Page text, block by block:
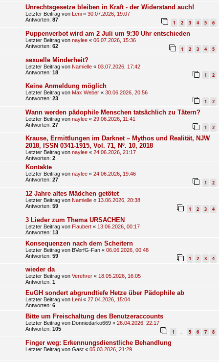
Unrechtsgesetze bleiben in Kraft - der Widerstand auch!
Letzter Beitrag von Leni « 30.07.2026, 19:07
Antworten: 87 1 2 3 4 5 6
Puppenverbot wird am 2 Juli um 9:30 Uhr entschieden
Letzter Beitrag von naylee « 06.07.2026, 15:36
Antworten: 62 1 2 3 4 5
sexuelle Minderheit?
Letzter Beitrag von Namielle « 03.07.2026, 17:42
Antworten: 18 1 2
Keine Anmeldung möglich
Letzter Beitrag von Max Weber « 30.06.2026, 20:56
Antworten: 23 1 2
Wann werden pädophile Menschen tatsächlich zu Tätern?
Letzter Beitrag von naylee « 29.06.2026, 11:41
Antworten: 27 1 2
Krause, Ermittlungen im Darknet – Mythos und Realität, NJW
2018, ISSN 0341-1915, Vol. 71, Nº. 10, 2018
Letzter Beitrag von naylee « 24.06.2026, 21:17
Antworten: 2
Kontakte
Letzter Beitrag von naylee « 24.06.2026, 19:46
Antworten: 27 1 2
12 Jahre altes Mädchen getötet
Letzter Beitrag von Namielle « 13.06.2026, 20:38
Antworten: 59 1 2 3 4
3 Lieder zum Thema URSACHEN
Letzter Beitrag von Flaubert « 13.06.2026, 00:17
Antworten: 13
Konsequenzen nach dem Scheitern
Letzter Beitrag von BVerfG-Fan « 06.06.2026, 00:48
Antworten: 59 1 2 3 4
wieder da
Letzter Beitrag von Verehrer « 18.05.2026, 16:05
Antworten: 1
EuGH sondert abgrundtiefe Hetze über Pädophile ab
Letzter Beitrag von Leni « 27.04.2026, 15:04
Antworten: 6
Bitte um Freischaltung des Benutzeraccounts
Letzter Beitrag von Donniedarko669 « 26.04.2026, 22:17
Antworten: 105 1 5 6 7 8
Finger weg: Erkennungsdienstliche Behandlung
Letzter Beitrag von Gast « 05.03.2026, 21:29